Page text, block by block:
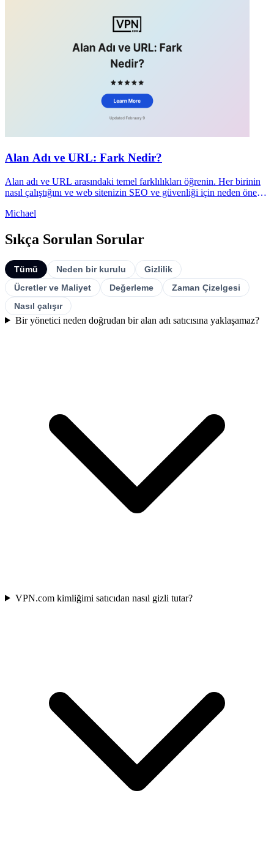
Alan Adı ve URL: Fark Nedir?
Alan adı ve URL arasındaki temel farklılıkları öğrenin. Her birinin
nasıl çalıştığını ve web sitenizin SEO ve güvenliği için neden önemli
Michael
Sıkça Sorulan Sorular
Tümü Neden bir kurulu
Gizlilik
Ücretler ve Maliyet
Değerleme
Zaman Çizelgesi
Nasıl çalışır
Bir yönetici neden doğrudan bir alan adı satıcısına yaklaşamaz?
VPN.com kimliğimi satıcıdan nasıl gizli tutar?